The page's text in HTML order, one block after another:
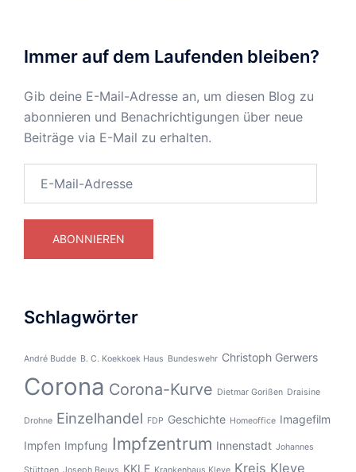
Immer auf dem Laufenden bleiben?
Gib deine E-Mail-Adresse an, um diesen Blog zu
abonnieren und Benachrichtigungen über neue
Beiträge via E-Mail zu erhalten.
Mail-
ABONNIEREN
Schlagwörter
André Budde B. C. Koekkoek Haus Bundeswehr Christoph Gerwers
Corona Corona-Kurve Dietmar Gorißen Draisine
Drohne Einzelhandel FDP Geschichte Homeoffice Imagefilm
Impfen Impfung Impfzentrum Innenstadt Johannes
Stüttgen Joseph Beuys KKLE Krankenhaus Kleve Kreis Kleve